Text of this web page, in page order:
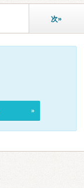
次»